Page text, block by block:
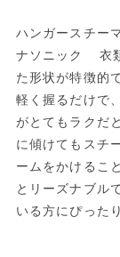
ハンガースチー
ナソニック 衣
た形状が特徴的
軽く握るだけで
がとてもラクだ
に傾けてもスチ
ームをかけるこ
とリーズナブル
いる方にぴった